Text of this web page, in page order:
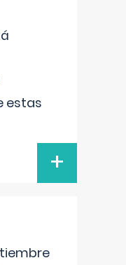
estas
+